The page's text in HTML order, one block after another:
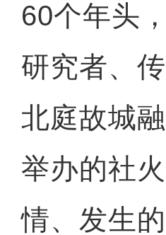
60个年头
研究者、
北庭故城
举办的社
情、发生